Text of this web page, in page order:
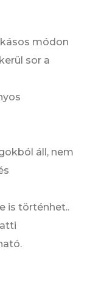
módon
sor a
áll, nem
is történhet..